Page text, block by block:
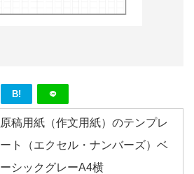
B!
原稿用紙（作文用紙）のテンプレ
ート（エクセル・ナンバーズ）ベ
ーシックグレーA4横